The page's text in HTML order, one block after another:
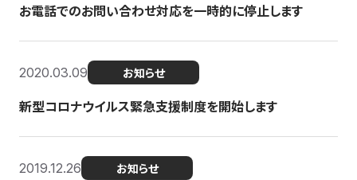
お電話でのお問い合わせ対応を一時的に停止します
2020.03.09 お知らせ
新型コロナウイルス緊急支援制度を開始します
2019.12.26 お知らせ